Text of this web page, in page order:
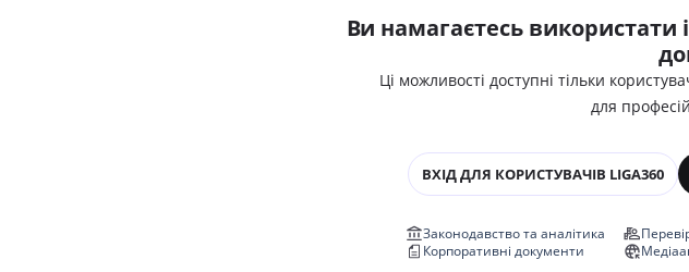
Ви намагаєтесь використати
Ці можливості доступні тільки
для
ВХІД ДЛЯ КОРИСТУВАЧІВ LIGA360
Законодавство та аналітика
Корпоративні документи